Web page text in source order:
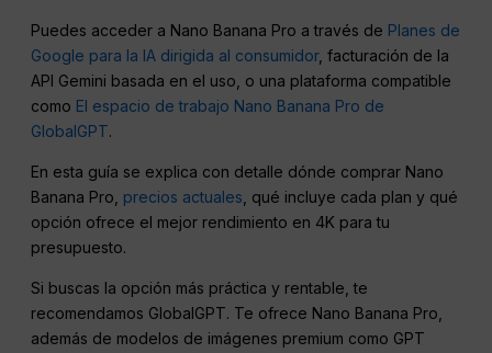
Puedes acceder a Nano Banana Pro a través de Planes de
Google para la IA dirigida al consumidor, facturación de la
API Gemini basada en el uso, o una plataforma compatible
como El espacio de trabajo Nano Banana Pro de
GlobalGPT.
En esta guía se explica con detalle dónde comprar Nano
Banana Pro, precios actuales , qué incluye cada plan y qué
opción ofrece el mejor rendimiento en 4K para tu
presupuesto.
Si buscas la opción más práctica y rentable, te
recomendamos GlobalGPT. Te ofrece Nano Banana Pro,
además de modelos de imágenes premium como GPT